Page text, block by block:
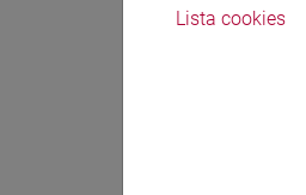
Lista cookies